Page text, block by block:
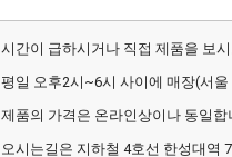
시간이 급하시거나 직접 제품을 보
평일 오후2시~6시 사이에 매장(서
제품의 가격은 온라인상이나 동일합
오시는길은 지하철 4호선 한성대역